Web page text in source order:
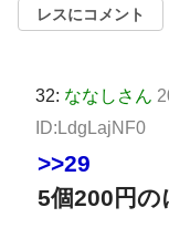
レスにコメント
32: ななしさん
ID:LdgLajNF0
>>29
5個200円